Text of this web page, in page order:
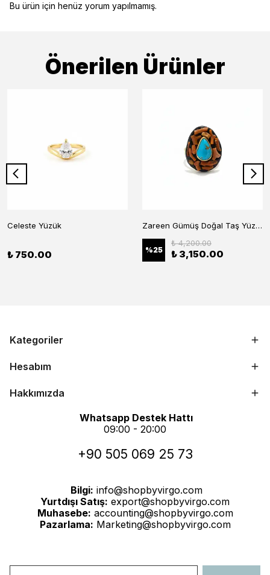
Bu ürün için henüz yorum yapılmamış.
Önerilen Ürünler
Celeste Yüzük
₺ 750.00
Zareen Gümüş Doğal Taş Yüzük
%25
₺ 4,200.00
₺ 3,150.00
Kategoriler
Hesabım
Hakkımızda
Whatsapp Destek Hattı
09:00 - 20:00
+90 505 069 25 73
Bilgi: info@shopbyvirgo.com
Yurtdışı Satış: export@shopbyvirgo.com
Muhasebe: accounting@shopbyvirgo.com
Pazarlama: Marketing@shopbyvirgo.com